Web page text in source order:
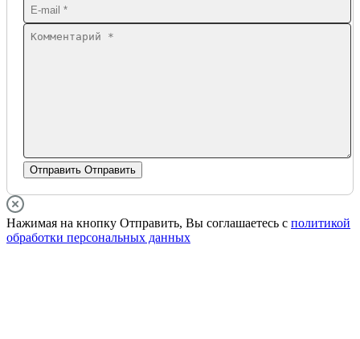
Отправить Отправить
Нажимая на кнопку Отправить, Вы соглашаетесь с политикой
обработки персональных данных